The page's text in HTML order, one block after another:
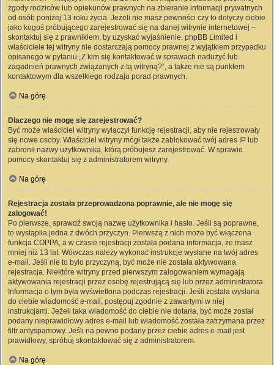
zgody rodziców lub opiekunów prawnych na zbieranie informacji prywatnych
od osób poniżej 13 roku życia. Jeżeli nie masz pewności czy to dotyczy ciebie
jako kogoś próbującego zarejestrować się na danej witrynie internetowej –
skontaktuj się z prawnikiem, by uzyskać wyjaśnienie. phpBB Limited i
właściciele tej witryny nie dostarczają pomocy prawnej z wyjątkiem przypadku
opisanego w pytaniu „Z kim się kontaktować w sprawach nadużyć lub
zagadnień prawnych związanych z tą witryną?”, a także nie są punktem
kontaktowym dla wszelkiego rodzaju porad prawnych.
Na górę
Dlaczego nie mogę się zarejestrować?
Być może właściciel witryny wyłączył funkcję rejestracji, aby nie rejestrowały
się nowe osoby. Właściciel witryny mógł także zablokować twój adres IP lub
zabronił nazwy użytkownika, którą próbujesz zarejestrować. W sprawie
pomocy skontaktuj się z administratorem witryny.
Na górę
Rejestracja została przeprowadzona poprawnie, ale nie mogę się
zalogować!
Po pierwsze, sprawdź swoją nazwę użytkownika i hasło. Jeśli są poprawne,
to wystąpiła jedna z dwóch przyczyn. Pierwszą z nich może być włączona
funkcja COPPA, a w czasie rejestracji została podana informacja, że masz
mniej niż 13 lat. Wówczas należy wykonać instrukcje wysłane na twój adres
e-mail. Jeśli nie to było przyczyną, być może nie została aktywowana
rejestracja. Niektóre witryny przed pierwszym zalogowaniem wymagają
aktywowania rejestracji przez osobę rejestrującą się lub przez administratora.
Informacja o tym była wyświetlona podczas rejestracji. Jeśli została wysłana
do ciebie wiadomość e-mail, postępuj zgodnie z zawartymi w niej
instrukcjami. Jeżeli taka wiadomość do ciebie nie dotarła, być może został
podany nieprawidłowy adres e-mail lub wiadomość została zatrzymana przez
filtr antyspamowy. Jeśli na pewno podany przez ciebie adres e-mail jest
prawidłowy, spróbuj skontaktować się z administratorem.
Na górę